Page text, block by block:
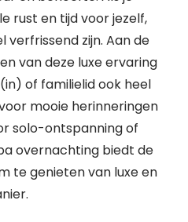
rust en tijd voor jezelf,
verfrissend zijn. Aan de
van deze luxe ervaring
of familielid ook heel
mooie herinneringen
solo-ontspanning of
overnachting biedt de
te genieten van luxe en